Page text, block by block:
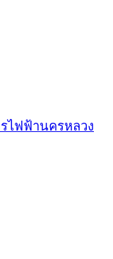
ไฟฟ้านครหลวง